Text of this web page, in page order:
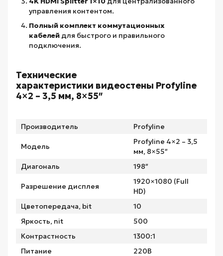
управления контентом.
Полный комплект коммутационных
кабелей для быстрого и правильного
подключения.
Технические
характеристики видеостены Profyline
4×2 – 3,5 мм, 8×55″
Производитель Profyline
Модель
Profyline 4×2 – 3,5
мм, 8×55″
Диагональ
198″
Разрешение дисплея
1920×1080 (Full
HD)
Цветопередача, bit
10
Яркость, nit
500
Контрастность
1300:1
Питание
220В